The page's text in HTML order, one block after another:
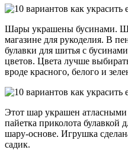
Шары украшены бусинами.
магазине для рукоделия. В
булавки для шитья с
цветов. Цвета лучше
вроде красного, белого и
Этот шар украшен
пайетка приколота булавкой
шару-основе. Игрушка
садик.